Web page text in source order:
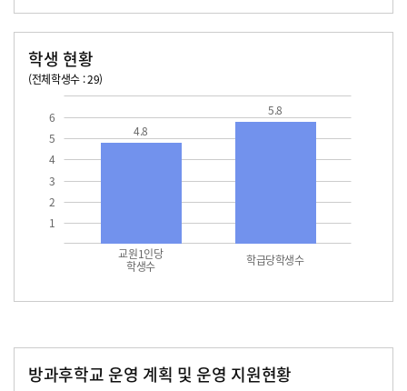
학생 현황
(전체학생수 : 29)
1
2
3
4
5
6
교원1인당
학생수 학급당학생수
4.8
5.8
방과후학교 운영 계획 및 운영 지원현황